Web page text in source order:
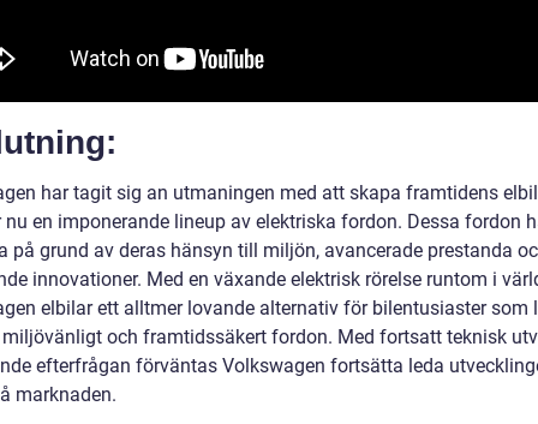
har tagit sig an utmaningen med att skapa framtidens
nu en imponerande lineup av elektriska fordon. Dessa fordon
på grund av deras hänsyn till miljön, avancerade prestanda
innovationer. Med en växande elektrisk rörelse runtom i
elbilar ett alltmer lovande alternativ för bilentusiaster som
och framtidssäkert fordon. Med fortsatt teknisk
efterfrågan förväntas Volkswagen fortsätta leda
marknaden.